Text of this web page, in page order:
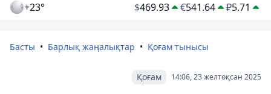
+23° $469.93 €541.64 ₽5.71
Басты Барлық жаңалықтар Қоғам тынысы
14:06, 23 желтоқсан 2025
Қоғам